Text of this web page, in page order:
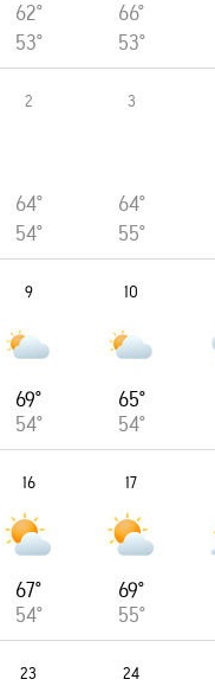
62°
53°
66°
53°
2
64°
54°
3
64°
55°
9
69°
54°
10
65°
54°
16
67°
54°
17
69°
55°
23 24